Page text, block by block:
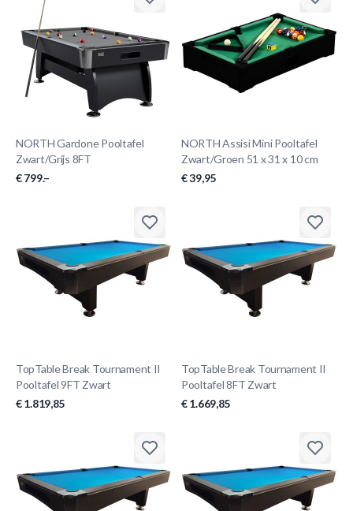
NORTH Gardone Pooltafel
Zwart/Grijs 8FT
€ 799.–
NORTH Assisi Mini Pooltafel
Zwart/Groen 51 x 31 x 10 cm
€ 39,95
TopTable Break Tournament II
Pooltafel 9FT Zwart
€ 1.819,85
TopTable Break Tournament II
Pooltafel 8FT Zwart
€ 1.669,85